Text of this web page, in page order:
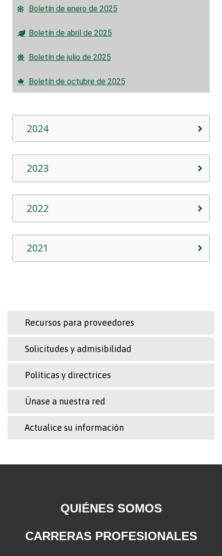
Boletín de enero de 2025
Boletín de abril de 2025
Boletín de julio de 2025
Boletín de octubre de 2025
2024
2023
2022
2021
Recursos para proveedores
Solicitudes y admisibilidad
Políticas y directrices
Únase a nuestra red
Actualice su información
QUIÉNES SOMOS
CARRERAS PROFESIONALES